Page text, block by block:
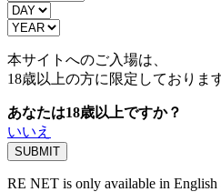
本サイトへのご入場は、
18歳以上の方に限定しておりま
あなたは18歳以上ですか？
いいえ
RE NET is only available in English